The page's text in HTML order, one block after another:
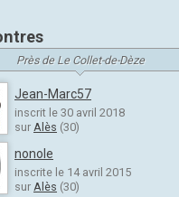
Près de Le Collet-de-Dèze
Jean-Marc57
inscrit le 30 avril 2018
sur Alès (30)
nonole
inscrite le 14 avril 2015
sur Alès (30)